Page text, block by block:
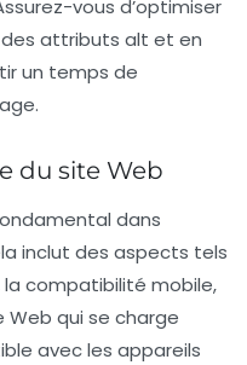
vous d’optimiser
attributs alt et en
un temps de
du site Web
dans
inclut des aspects tels
compatibilité mobile,
Web qui se charge
avec les appareils